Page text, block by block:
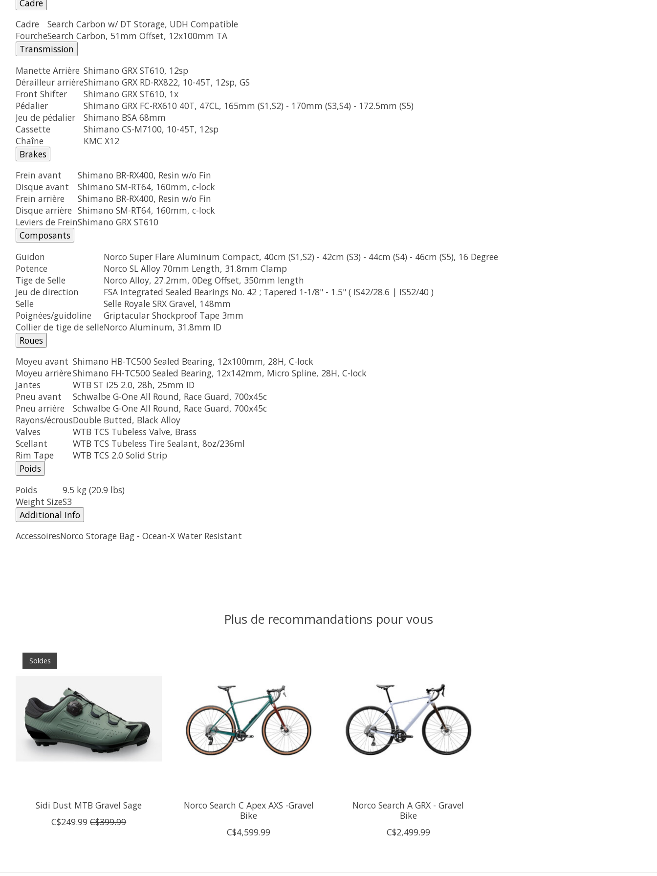
Cadre
Cadre
Search Carbon w/ DT Storage, UDH Compatible
FourcheSearch Carbon, 51mm Offset, 12x100mm TA
Transmission
Manette Arrière Shimano GRX ST610, 12sp
Dérailleur arrièreShimano GRX RD-RX822, 10-45T, 12sp, GS
Front Shifter
Shimano GRX ST610, 1x
Pédalier
Shimano GRX FC-RX610 40T, 47CL, 165mm (S1,S2) - 170mm (S3,S4) - 172.5mm (S5)
Jeu de pédalier
Shimano BSA 68mm
Cassette
Shimano CS-M7100, 10-45T, 12sp
Chaîne
KMC X12
Brakes
Frein avant
Shimano BR-RX400, Resin w/o Fin
Disque avant
Shimano SM-RT64, 160mm, c-lock
Frein arrière
Shimano BR-RX400, Resin w/o Fin
Disque arrière Shimano SM-RT64, 160mm, c-lock
Leviers de FreinShimano GRX ST610
Composants
Guidon
Norco Super Flare Aluminum Compact, 40cm (S1,S2) - 42cm (S3) - 44cm (S4) - 46cm (S5), 16 Degree
Potence
Norco SL Alloy 70mm Length, 31.8mm Clamp
Tige de Selle
Norco Alloy, 27.2mm, 0Deg Offset, 350mm length
Jeu de direction
FSA Integrated Sealed Bearings No. 42 ; Tapered 1-1/8" - 1.5" ( IS42/28.6 | IS52/40 )
Selle
Selle Royale SRX Gravel, 148mm
Poignées/guidoline
Griptacular Shockproof Tape 3mm
Collier de tige de selleNorco Aluminum, 31.8mm ID
Roues
Moyeu avant Shimano HB-TC500 Sealed Bearing, 12x100mm, 28H, C-lock
Moyeu arrièreShimano FH-TC500 Sealed Bearing, 12x142mm, Micro Spline, 28H, C-lock
Jantes
WTB ST i25 2.0, 28h, 25mm ID
Pneu avant
Schwalbe G-One All Round, Race Guard, 700x45c
Pneu arrière
Schwalbe G-One All Round, Race Guard, 700x45c
Rayons/écrousDouble Butted, Black Alloy
Valves
WTB TCS Tubeless Valve, Brass
Scellant
WTB TCS Tubeless Tire Sealant, 8oz/236ml
Rim Tape
WTB TCS 2.0 Solid Strip
Poids
Poids
9.5 kg (20.9 lbs)
Weight SizeS3
Additional Info
AccessoiresNorco Storage Bag - Ocean-X Water Resistant
Plus de recommandations pour vous
Articles du carrousel de produits
Soldes
Sidi Dust MTB Gravel Sage
C$249.99 C$399.99
Norco Search C Apex AXS -Gravel
Bike
C$4,599.99
Norco Search A GRX - Gravel
Bike
C$2,499.99